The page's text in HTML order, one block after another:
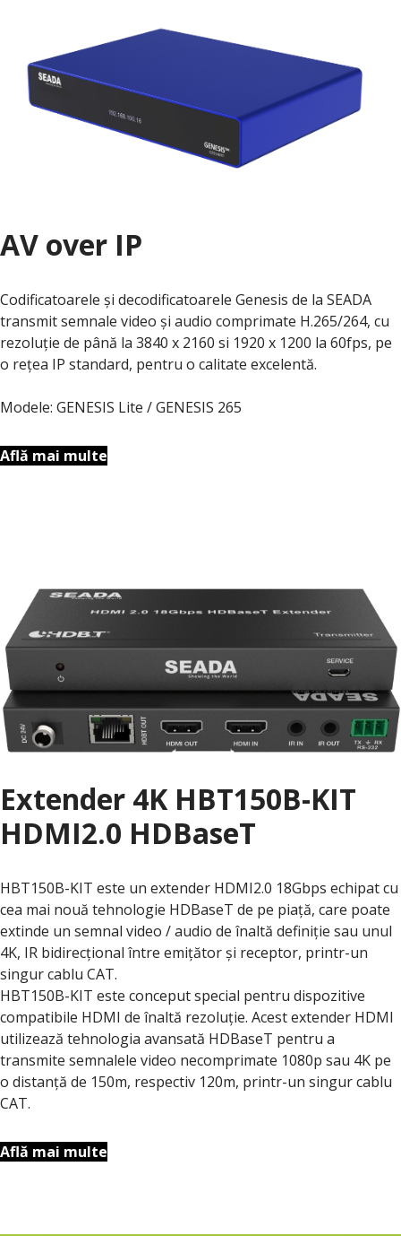
AV over IP
Codificatoarele și decodificatoarele Genesis de la SEADA
transmit semnale video și audio comprimate H.265/264, cu
rezoluție de până la 3840 x 2160 si 1920 x 1200 la 60fps, pe
o rețea IP standard, pentru o calitate excelentă.
Modele: GENESIS Lite / GENESIS 265
Află mai multe
Extender 4K HBT150B-KIT
HDMI2.0 HDBaseT
HBT150B-KIT este un extender HDMI2.0 18Gbps echipat cu
cea mai nouă tehnologie HDBaseT de pe piață, care poate
extinde un semnal video / audio de înaltă definiție sau unul
4K, IR bidirecțional între emițător și receptor, printr-un
singur cablu CAT.
HBT150B-KIT este conceput special pentru dispozitive
compatibile HDMI de înaltă rezoluție. Acest extender HDMI
utilizează tehnologia avansată HDBaseT pentru a
transmite semnalele video necomprimate 1080p sau 4K pe
o distanță de 150m, respectiv 120m, printr-un singur cablu
CAT.
Află mai multe